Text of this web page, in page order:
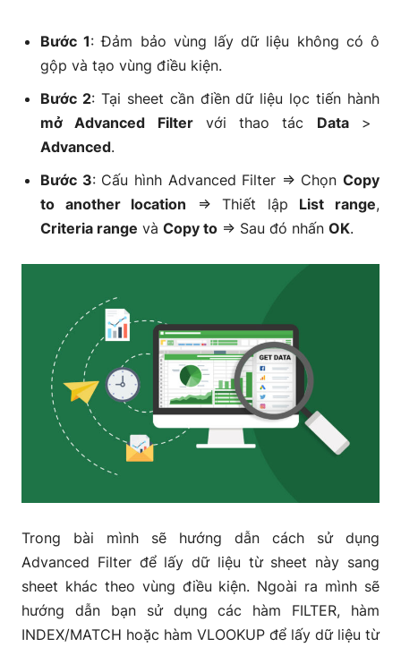
Bước 1: Đảm bảo vùng lấy dữ liệu không có ô
gộp và tạo vùng điều kiện.
Bước 2: Tại sheet cần điền dữ liệu lọc tiến hành
mở Advanced Filtervới thao tác Data>
Advanced.
Bước 3: Cấu hình Advanced Filter => Chọn Copy
to another location => Thiết lập List range,
Criteria range và Copy to => Sau đó nhấn OK.
Trong bài mình sẽ hướng dẫn cách sử dụng
Advanced Filter để lấy dữ liệu từ sheet này sang
sheet khác theo vùng điều kiện. Ngoài ra mình sẽ
hướng dẫn bạn sử dụng các hàm FILTER, hàm
INDEX/MATCH hoặc hàm VLOOKUP để lấy dữ liệu từ